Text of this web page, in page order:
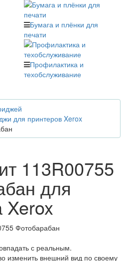
Бумага и плёнки для
печати
Профилактика и
техобслуживание
для принтеров Xerox
113R00755
для
Xerox
с реальным.
изменить внешний вид по своему